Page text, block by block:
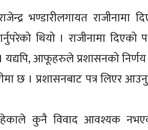
भण्डारीलगायत राजीनामा
थियो । राजीनामा दिएको
आफूहरुले प्रशासनको
छ । प्रशासनबाट पत्र लिएर
कुनै विवाद आवश्यक